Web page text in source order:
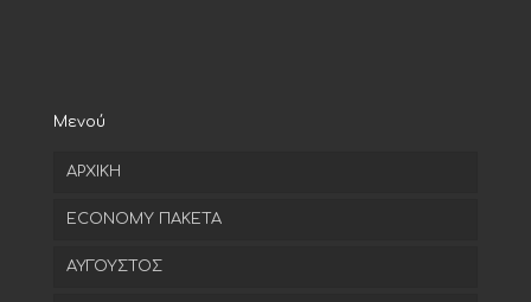
Μενού
ΑΡΧΙΚΗ
ECONOMY ΠΑΚΕΤΑ
ΑΥΓΟΥΣΤΟΣ